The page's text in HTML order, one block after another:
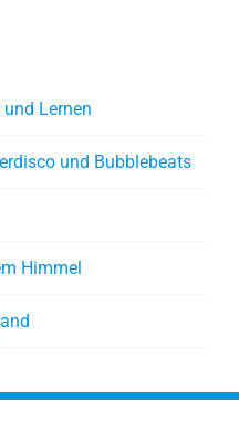
Lernen
und Bubblebeats
Himmel